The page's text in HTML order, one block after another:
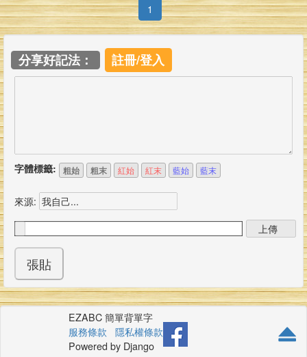
1 (current)
分享好記法： 註冊/登入
字體標籤: 粗始 粗末 紅始 紅末 藍始 藍末
來源:
EZABC 簡單背單字
服務條款
隱私權條款
Powered by Django